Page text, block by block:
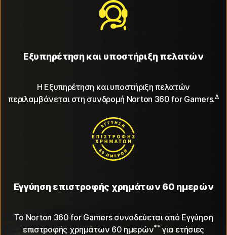
Εξυπηρέτηση και υποστήριξη πελατών
Η Εξυπηρέτηση και υποστήριξη πελατών
περιλαμβάνεται στη συνδρομή Norton 360 for Gamers.Δ
Εγγύηση επιστροφής χρημάτων 60 ημερών
Το Norton 360 for Gamers συνοδεύεται από Εγγύηση
επιστροφής χρημάτων 60 ημερών** για ετήσιες